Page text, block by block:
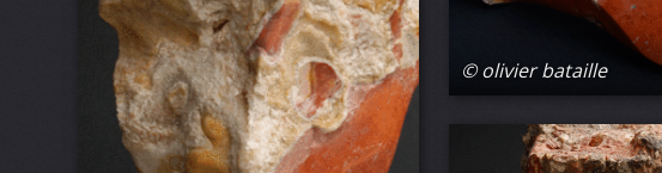
© olivier bataille